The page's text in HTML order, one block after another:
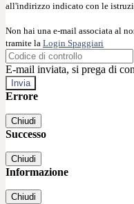
all'indirizzo indicato con le
Non hai una e-mail associata al
tramite la Login Spaggiari
E-mail inviata, si prega di
Errore
Chiudi
Successo
Chiudi
Informazione
Chiudi